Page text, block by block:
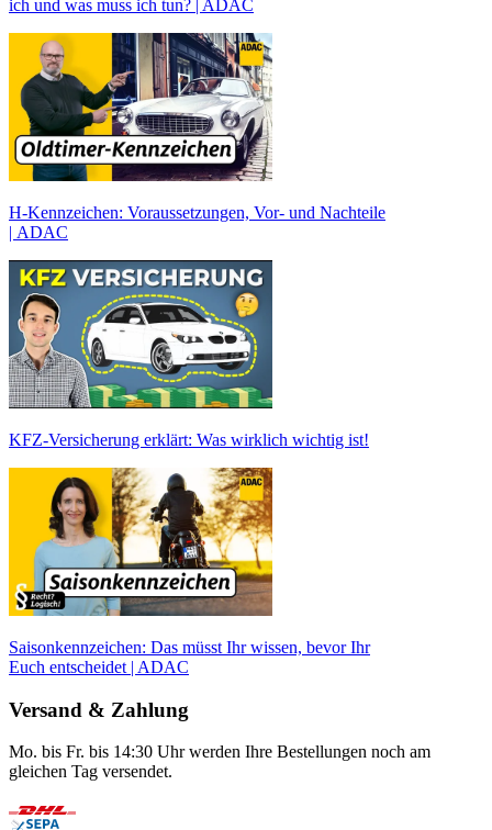
ich und was muss ich tun? | ADAC
H-Kennzeichen: Voraussetzungen, Vor- und Nachteile
| ADAC
KFZ-Versicherung erklärt: Was wirklich wichtig ist!
Saisonkennzeichen: Das müsst Ihr wissen, bevor Ihr
Euch entscheidet | ADAC
Versand & Zahlung
Mo. bis Fr. bis 14:30 Uhr werden Ihre Bestellungen noch am
gleichen Tag versendet.